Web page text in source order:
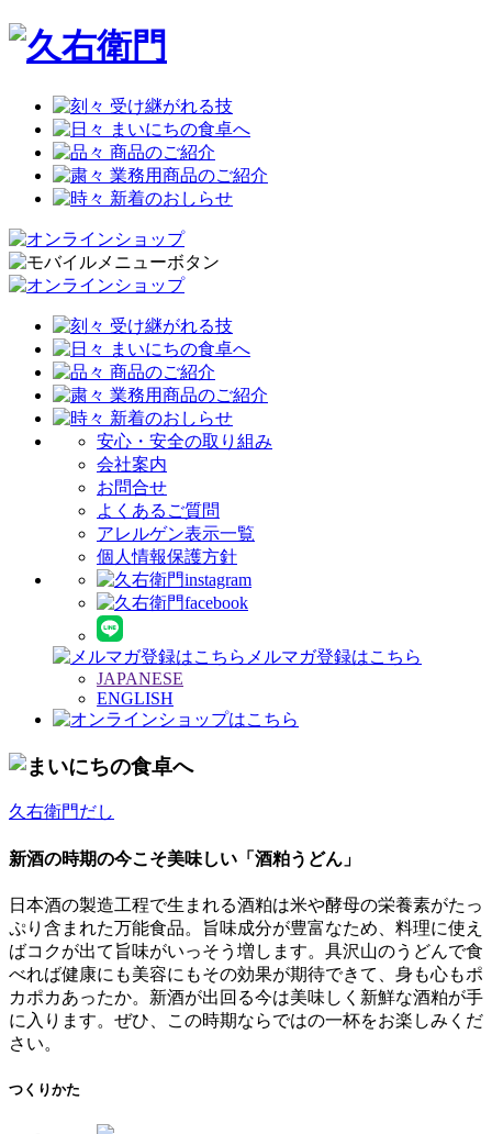
安心・安全の取り組み
会社案内
お問合せ
よくあるご質問
アレルゲン表示一覧
個人情報保護方針
メルマガ登録はこちら
JAPANESE
ENGLISH
久右衛門だし
新酒の時期の今こそ美味しい「酒粕うどん」
日本酒の製造工程で生まれる酒粕は米や酵母の栄養素がたっ
ぷり含まれた万能食品。旨味成分が豊富なため、料理に使え
ばコクが出て旨味がいっそう増します。具沢山のうどんで食
べれば健康にも美容にもその効果が期待できて、身も心もポ
カポカあったか。新酒が出回る今は美味しく新鮮な酒粕が手
に入ります。ぜひ、この時期ならではの一杯をお楽しみくだ
さい。
つくりかた